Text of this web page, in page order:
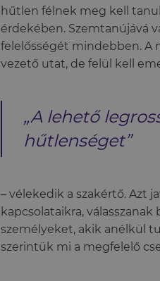
hűtlen félnek meg kell
érdekében. Szemtanújává
felelősségét mindebben. A
vezető utat, de felül kell
„A lehető
hűtlenséget”
– vélekedik a szakértő. Azt
kapcsolataikra,
személyeket, akik anélkül
szerintük mi a megfelelő